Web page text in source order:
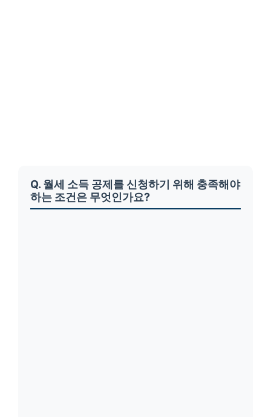
Q. 월세 소득 공제를 신청하기 위해 충족해야
하는 조건은 무엇인가요?